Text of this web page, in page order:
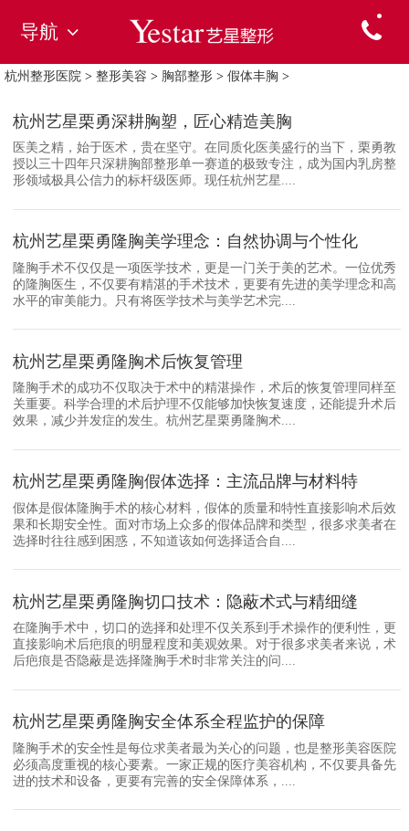
导航
杭州整形医院 > 整形美容 > 胸部整形 > 假体丰胸 >
杭州艺星栗勇深耕胸塑，匠心精造美胸
医美之精，始于医术，贵在坚守。在同质化医美盛行的当下，栗勇教
授以三十四年只深耕胸部整形单一赛道的极致专注，成为国内乳房整
形领域极具公信力的标杆级医师。现任杭州艺星....
杭州艺星栗勇隆胸美学理念：自然协调与个性化
隆胸手术不仅仅是一项医学技术，更是一门关于美的艺术。一位优秀
的隆胸医生，不仅要有精湛的手术技术，更要有先进的美学理念和高
水平的审美能力。只有将医学技术与美学艺术完....
杭州艺星栗勇隆胸术后恢复管理
隆胸手术的成功不仅取决于术中的精湛操作，术后的恢复管理同样至
关重要。科学合理的术后护理不仅能够加快恢复速度，还能提升术后
效果，减少并发症的发生。杭州艺星栗勇隆胸术....
杭州艺星栗勇隆胸假体选择：主流品牌与材料特
假体是假体隆胸手术的核心材料，假体的质量和特性直接影响术后效
果和长期安全性。面对市场上众多的假体品牌和类型，很多求美者在
选择时往往感到困惑，不知道该如何选择适合自....
杭州艺星栗勇隆胸切口技术：隐蔽术式与精细缝
在隆胸手术中，切口的选择和处理不仅关系到手术操作的便利性，更
直接影响术后疤痕的明显程度和美观效果。对于很多求美者来说，术
后疤痕是否隐蔽是选择隆胸手术时非常关注的问....
杭州艺星栗勇隆胸安全体系全程监护的保障
隆胸手术的安全性是每位求美者最为关心的问题，也是整形美容医院
必须高度重视的核心要素。一家正规的医疗美容机构，不仅要具备先
进的技术和设备，更要有完善的安全保障体系，....